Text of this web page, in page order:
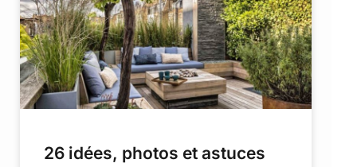
26 idées, photos et astuces